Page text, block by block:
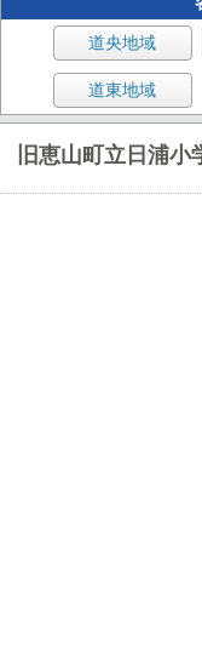
道央地域
道東地域
旧恵山町立日浦